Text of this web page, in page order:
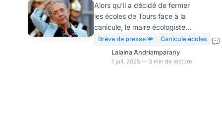
défie Élisabeth
Borne avec une
invitation choc
Alors qu’il a décidé de fermer
les écoles de Tours face à la
canicule, le maire écologiste
Emmanuel Denis se retrouve
dans le viseur d’Élisabeth
Borne. Une mesure précipitée,
Brève de presse 📯
Canicule écoles
Lalaina Andriamparany
1 juil. 2025 — 3 min de lecture